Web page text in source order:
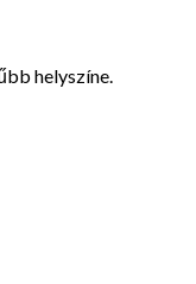
helyszíne.